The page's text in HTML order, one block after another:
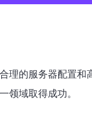
的服务器配置
领域取得成功。